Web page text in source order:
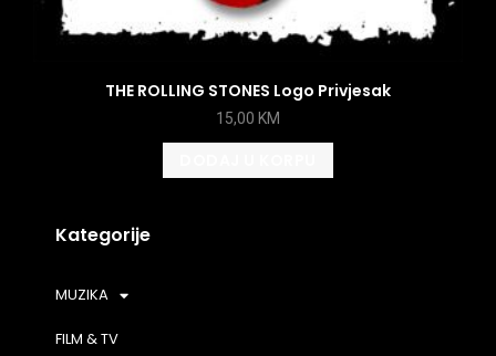
Kategorije
MUZIKA
FILM & TV
THE ROLLING STONES Logo Privjesak
15,00 KM